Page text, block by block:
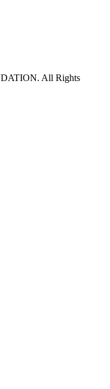
All Rights